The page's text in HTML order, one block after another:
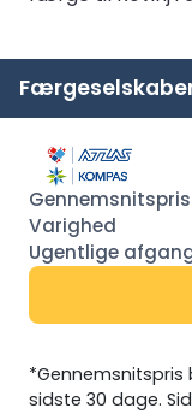
sidste 30 dage.